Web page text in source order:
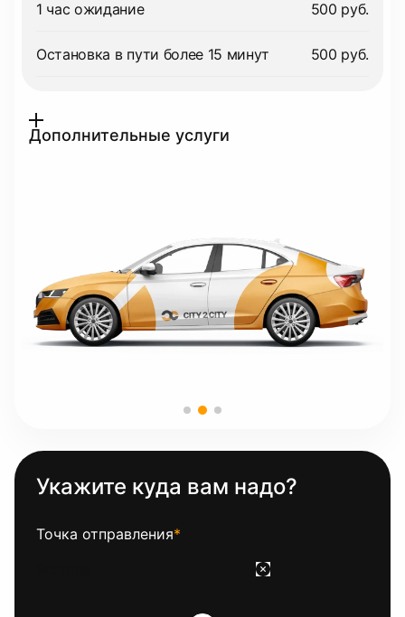
1 час ожидание 500 руб.
Остановка в пути более 15 минут 500 руб.
Дополнительные услуги
Укажите куда вам надо?
Точка отправления*